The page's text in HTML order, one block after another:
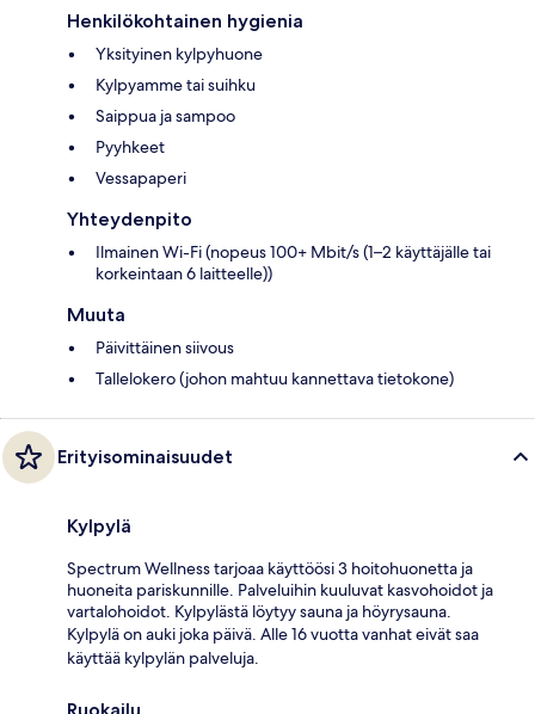
Henkilökohtainen hygienia
Yksityinen kylpyhuone
Kylpyamme tai suihku
Saippua ja sampoo
Pyyhkeet
Vessapaperi
Yhteydenpito
Ilmainen Wi-Fi (nopeus 100+ Mbit/s (1–2 käyttäjälle tai
korkeintaan 6 laitteelle))
Muuta
Päivittäinen siivous
Tallelokero (johon mahtuu kannettava tietokone)
Erityisominaisuudet
Kylpylä
Spectrum Wellness tarjoaa käyttöösi 3 hoitohuonetta ja
huoneita pariskunnille. Palveluihin kuuluvat kasvohoidot ja
vartalohoidot. Kylpylästä löytyy sauna ja höyrysauna.
Kylpylä on auki joka päivä. Alle 16 vuotta vanhat eivät saa
käyttää kylpylän palveluja.